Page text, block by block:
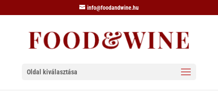
info@foodandwine.hu
Oldal kiválasztása